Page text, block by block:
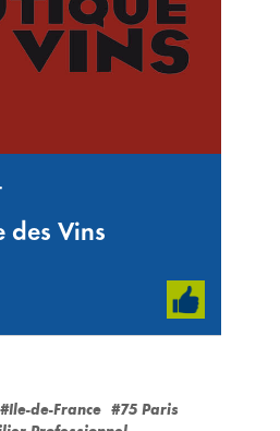
des Vins
#Ile-de-France #75 Paris